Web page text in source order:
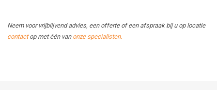
Neem voor vrijblijvend advies, een offerte of een afspraak bij u op locatie
contactop met één van onze specialisten.